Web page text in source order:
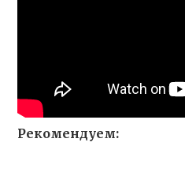
Рекомендуем: